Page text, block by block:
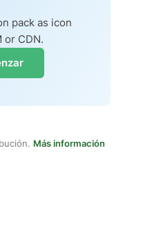
pack as icon
or CDN.
Más información